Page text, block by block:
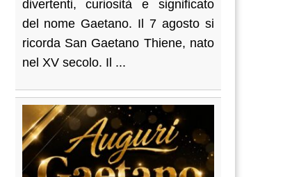
divertenti, curiosità e significato
del nome Gaetano. Il 7 agosto si
ricorda San Gaetano Thiene, nato
nel XV secolo. Il ...